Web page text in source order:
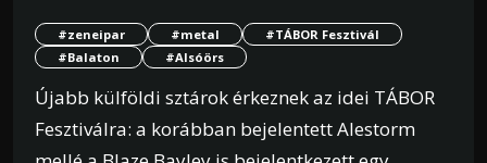
#zeneipar #metal
#TÁBOR Fesztivál
#Balaton
#Alsóörs
Újabb külföldi sztárok érkeznek az idei TÁBOR
Fesztiválra: a korábban bejelentett Alestorm